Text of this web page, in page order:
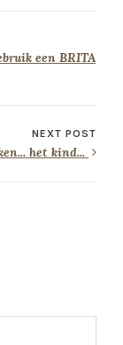
een BRITA
NEXT POST
het kind...